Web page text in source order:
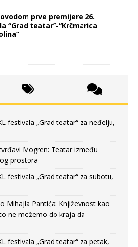
prve premijere 26.
“Grad teatar”-“Krčmarica
festivala „Grad teatar“ za neđelju,
Mogren: Teatar između
prostora
festivala „Grad teatar“ za subotu,
Mihajla Pantića: Književnost kao
ne možemo do kraja da
festivala „Grad teatar“ za petak,